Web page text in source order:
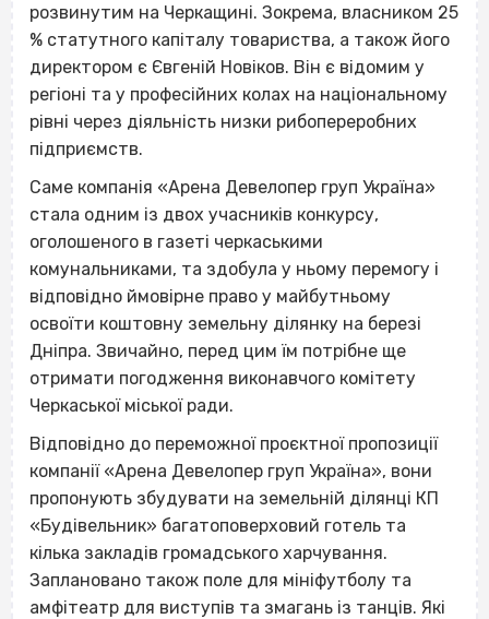
розвинутим на Черкащині. Зокрема, власником 25
% статутного капіталу товариства, а також його
директором є Євгеній Новіков. Він є відомим у
регіоні та у професійних колах на національному
рівні через діяльність низки рибопереробних
підприємств.
Саме компанія «Арена Девелопер груп Україна»
стала одним із двох учасників конкурсу,
оголошеного в газеті черкаськими
комунальниками, та здобула у ньому перемогу і
відповідно ймовірне право у майбутньому
освоїти коштовну земельну ділянку на березі
Дніпра. Звичайно, перед цим їм потрібне ще
отримати погодження виконавчого комітету
Черкаської міської ради.
Відповідно до переможної проєктної пропозиції
компанії «Арена Девелопер груп Україна», вони
пропонують збудувати на земельній ділянці КП
«Будівельник» багатоповерховий готель та
кілька закладів громадського харчування.
Заплановано також поле для мініфутболу та
амфітеатр для виступів та змагань із танців. Які